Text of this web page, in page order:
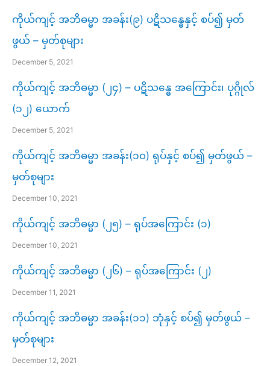
ကိုယ်ကျင့် အဘိဓမ္မာ အခန်း(၉) ပဋိသန္ဓေနှင့် စပ်၍ မှတ်
ဖွယ် – မှတ်စုများ
December 5, 2021
ကိုယ်ကျင့် အဘိဓမ္မာ (၂၄) – ပဋိသန္ဓေ အကြောင်း၊ ပုဂ္ဂိုလ်
(၁၂) ယောက်
December 5, 2021
ကိုယ်ကျင့် အဘိဓမ္မာ အခန်း(၁၀) ရုပ်နှင့် စပ်၍ မှတ်ဖွယ် –
မှတ်စုများ
December 10, 2021
ကိုယ်ကျင့် အဘိဓမ္မာ (၂၅) – ရုပ်အကြောင်း (၁)
December 10, 2021
ကိုယ်ကျင့် အဘိဓမ္မာ (၂၆) – ရုပ်အကြောင်း (၂)
December 11, 2021
ကိုယ်ကျင့် အဘိဓမ္မာ အခန်း(၁၁) ဘုံနှင့် စပ်၍ မှတ်ဖွယ် –
မှတ်စုများ
December 12, 2021